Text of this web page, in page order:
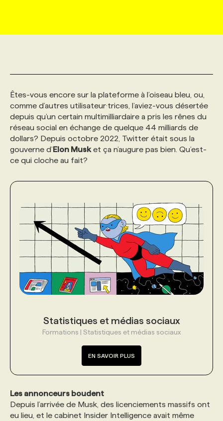
PRIX ET DISTINCTIONS
TENDANCES
GEO/SEO
ÉVÉNEMENTIEL
NOS AUTEUR‧RICES
FAQ
ANNONCEZ AVEC NOUS
FORMATIONS PERSONNALISÉES
NOS FORMATEUR‧RICES
POURQUOI CHOISIR NOS FORMATIONS
NOS TARIFS
PROGRAMMES DE SUBVENTIONS
FAQ
NOS TARIFS
NOS EXPERTISES
FAQ
ANNONCEZ AVEC NOUS
Êtes-vous encore sur la plateforme à l’oiseau bleu, ou,
comme d’autres utilisateur·trices, l’aviez-vous désertée
depuis qu’un certain multimilliardaire a pris les rênes du
réseau social en échange de quelque 44 milliards de
dollars? Depuis octobre 2022, Twitter était sous la
gouverne d’Elon Musket ça n’augure pas bien. Qu’est-
ce qui cloche au fait?
Statistiques et médias sociaux
Formations | Statistiques et médias sociaux
EN SAVOIR PLUS
Les annonceurs boudent
Depuis l’arrivée de Musk, des licenciements massifs ont
eu lieu, et le cabinet Insider Intelligence avait même